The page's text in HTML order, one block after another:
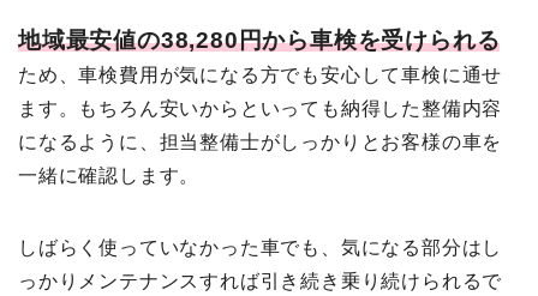
地域最安値の38,280円から車検を受けられる
ため、車検費用が気になる方でも安心して車検に通せ
ます。もちろん安いからといっても納得した整備内容
になるように、担当整備士がしっかりとお客様の車を
一緒に確認します。
しばらく使っていなかった車でも、気になる部分はし
っかりメンテナンスすれば引き続き乗り続けられるで